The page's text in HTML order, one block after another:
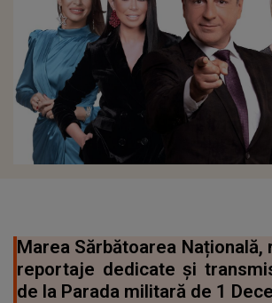
Marea Sărbătoarea Națională,
reportaje dedicate și
de la Parada militară de 1